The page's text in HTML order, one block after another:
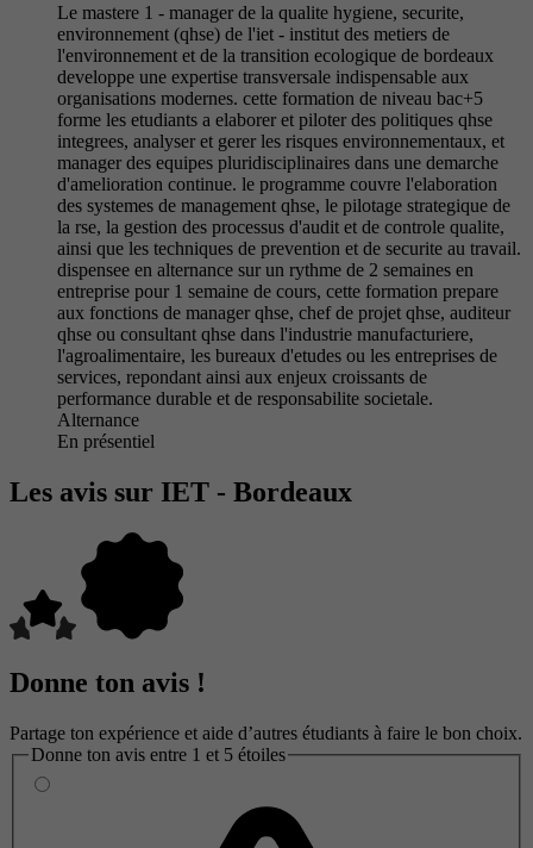
Le mastere 1 - manager de la qualite hygiene, securite,
environnement (qhse) de l'iet - institut des metiers de
l'environnement et de la transition ecologique de bordeaux
developpe une expertise transversale indispensable aux
organisations modernes. cette formation de niveau bac+5
forme les etudiants a elaborer et piloter des politiques qhse
integrees, analyser et gerer les risques environnementaux, et
manager des equipes pluridisciplinaires dans une demarche
d'amelioration continue. le programme couvre l'elaboration
des systemes de management qhse, le pilotage strategique de
la rse, la gestion des processus d'audit et de controle qualite,
ainsi que les techniques de prevention et de securite au travail.
dispensee en alternance sur un rythme de 2 semaines en
entreprise pour 1 semaine de cours, cette formation prepare
aux fonctions de manager qhse, chef de projet qhse, auditeur
qhse ou consultant qhse dans l'industrie manufacturiere,
l'agroalimentaire, les bureaux d'etudes ou les entreprises de
services, repondant ainsi aux enjeux croissants de
performance durable et de responsabilite societale.
Alternance
En présentiel
Les avis sur IET - Bordeaux
Donne ton avis !
Partage ton expérience et aide d’autres étudiants à faire le bon choix.
Donne ton avis entre 1 et 5 étoiles